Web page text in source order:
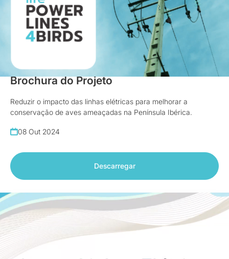
Brochura do Projeto
Reduzir o impacto das linhas elétricas para melhorar a
conservação de aves ameaçadas na Península Ibérica.
08 Out 2024
Descarregar